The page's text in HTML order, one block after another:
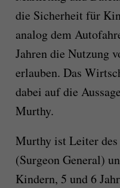
die Sicherheit für
analog dem
Jahren die Nutzung
erlauben. Das
dabei auf die
Murthy.
Murthy ist Leiter des
(Surgeon General)
Kindern, 5 und 6